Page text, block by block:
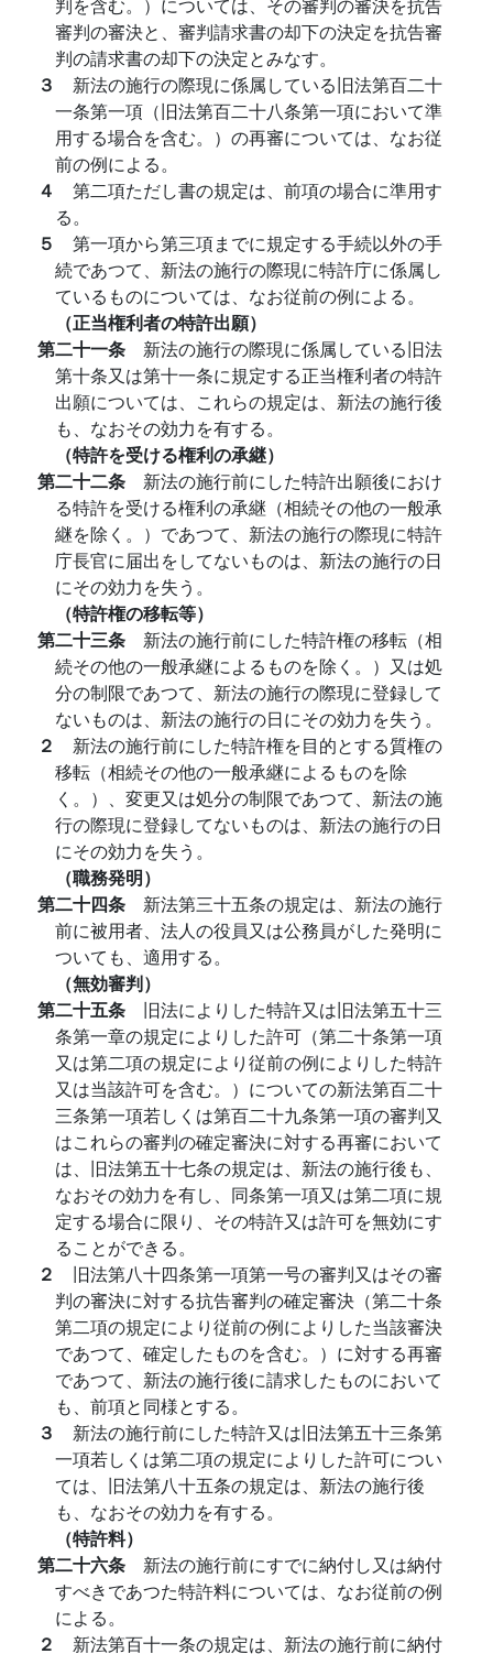
審判の審決と、審判請求書の却下の決定を抗告審
判の請求書の却下の決定とみなす。
３ 新法の施行の際現に係属している旧法第百二十
一条第一項（旧法第百二十八条第一項において準
用する場合を含む。）の再審については、なお従
前の例による。
４ 第二項ただし書の規定は、前項の場合に準用す
る。
５ 第一項から第三項までに規定する手続以外の手
続であつて、新法の施行の際現に特許庁に係属し
ているものについては、なお従前の例による。
（正当権利者の特許出願）
第二十一条 新法の施行の際現に係属している旧法
第十条又は第十一条に規定する正当権利者の特許
出願については、これらの規定は、新法の施行後
も、なおその効力を有する。
（特許を受ける権利の承継）
第二十二条 新法の施行前にした特許出願後におけ
る特許を受ける権利の承継（相続その他の一般承
継を除く。）であつて、新法の施行の際現に特許
庁長官に届出をしてないものは、新法の施行の日
にその効力を失う。
（特許権の移転等）
第二十三条 新法の施行前にした特許権の移転（相
続その他の一般承継によるものを除く。）又は処
分の制限であつて、新法の施行の際現に登録して
ないものは、新法の施行の日にその効力を失う。
２ 新法の施行前にした特許権を目的とする質権の
移転（相続その他の一般承継によるものを除
く。）、変更又は処分の制限であつて、新法の施
行の際現に登録してないものは、新法の施行の日
にその効力を失う。
（職務発明）
第二十四条 新法第三十五条の規定は、新法の施行
前に被用者、法人の役員又は公務員がした発明に
ついても、適用する。
（無効審判）
第二十五条 旧法によりした特許又は旧法第五十三
条第一章の規定によりした許可（第二十条第一項
又は第二項の規定により従前の例によりした特許
又は当該許可を含む。）についての新法第百二十
三条第一項若しくは第百二十九条第一項の審判又
はこれらの審判の確定審決に対する再審において
は、旧法第五十七条の規定は、新法の施行後も、
なおその効力を有し、同条第一項又は第二項に規
定する場合に限り、その特許又は許可を無効にす
ることができる。
２ 旧法第八十四条第一項第一号の審判又はその審
判の審決に対する抗告審判の確定審決（第二十条
第二項の規定により従前の例によりした当該審決
であつて、確定したものを含む。）に対する再審
であつて、新法の施行後に請求したものにおいて
も、前項と同様とする。
３ 新法の施行前にした特許又は旧法第五十三条第
一項若しくは第二項の規定によりした許可につい
ては、旧法第八十五条の規定は、新法の施行後
も、なおその効力を有する。
（特許料）
第二十六条 新法の施行前にすでに納付し又は納付
すべきであつた特許料については、なお従前の例
による。
２ 新法第百十一条の規定は、新法の施行前に納付